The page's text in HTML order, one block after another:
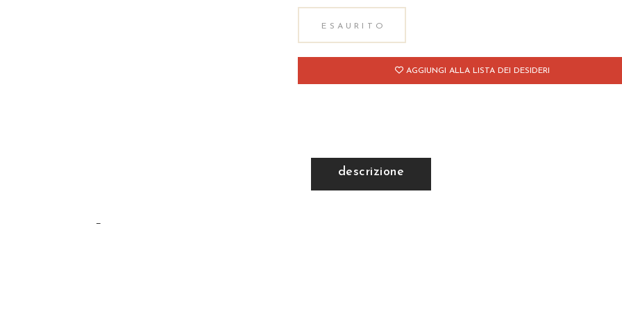
ESAURITO
AGGIUNGI ALLA LISTA DEI DESIDERI
descrizione
–